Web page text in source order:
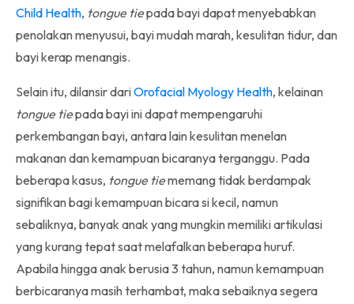
Child Health, tongue tiepada bayi dapat menyebabkan
penolakan menyusui, bayi mudah marah, kesulitan tidur, dan
bayi kerap menangis.
Selain itu, dilansir dariOrofacial Myology Health, kelainan
tongue tiepada bayi ini dapat mempengaruhi
perkembangan bayi, antara lain kesulitan menelan
makanan dan kemampuan bicaranya terganggu. Pada
beberapa kasus, tongue tiememang tidak berdampak
signifikan bagi kemampuan bicara si kecil, namun
sebaliknya, banyak anak yang mungkin memiliki artikulasi
yang kurang tepat saat melafalkan beberapa huruf.
Apabila hingga anak berusia 3 tahun, namun kemampuan
berbicaranya masih terhambat, maka sebaiknya segera